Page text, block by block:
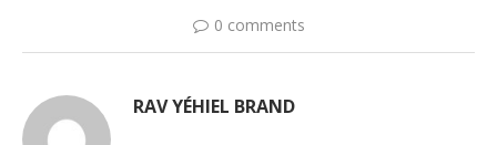
0 comments
RAV YÉHIEL BRAND